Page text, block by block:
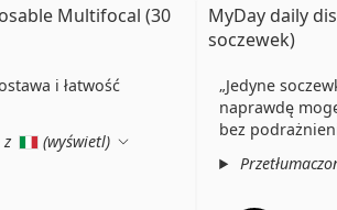
Multifocal (30
i łatwość
z
(wyświetl)
MyDay daily
soczewek)
Jedyne
naprawdę
bez